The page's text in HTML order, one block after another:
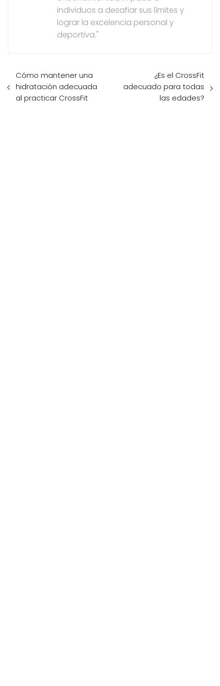
individuos a desafiar sus límites y
lograr la excelencia personal y
deportiva."
Cómo mantener una
hidratación adecuada
al practicar CrossFit
¿Es el CrossFit
adecuado para todas
las edades?